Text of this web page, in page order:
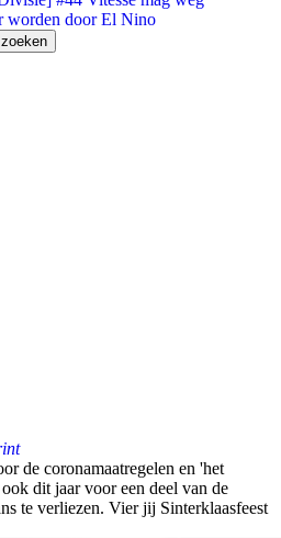
worden door El Nino
de coronamaatregelen en 'het
dit jaar voor een deel van de
te verliezen. Vier jij Sinterklaasfeest